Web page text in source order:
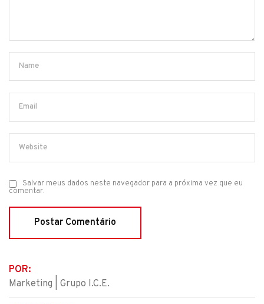
Salvar meus dados neste navegador para a próxima vez que eu
comentar.
POR:
Marketing | Grupo I.C.E.